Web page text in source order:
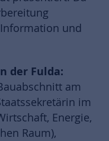
und
der Fulda:
am
im
Energie,
Raum),